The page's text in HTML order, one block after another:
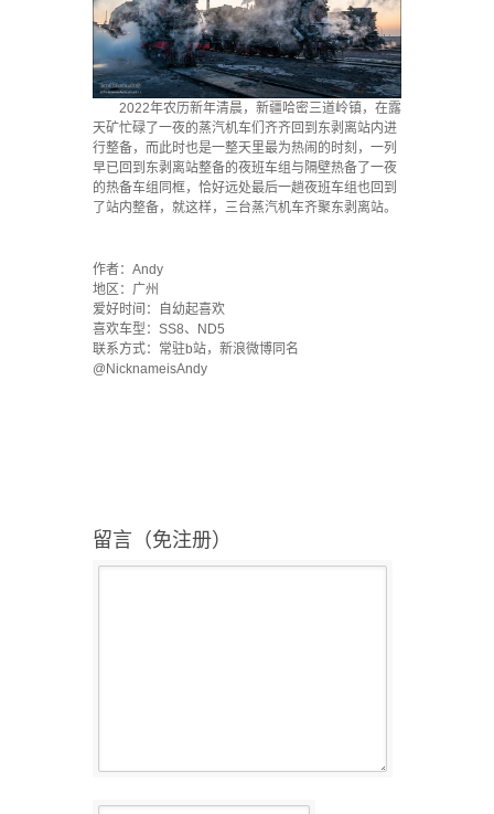
2022年农历新年清晨，新疆哈密三道岭镇，在露
天矿忙碌了一夜的蒸汽机车们齐齐回到东剥离站内进
行整备，而此时也是一整天里最为热闹的时刻，一列
早已回到东剥离站整备的夜班车组与隔壁热备了一夜
的热备车组同框，恰好远处最后一趟夜班车组也回到
了站内整备，就这样，三台蒸汽机车齐聚东剥离站。
作者：Andy
地区：广州
爱好时间：自幼起喜欢
喜欢车型：SS8、ND5
联系方式：常驻b站，新浪微博同名
@NicknameisAndy
留言（免注册）